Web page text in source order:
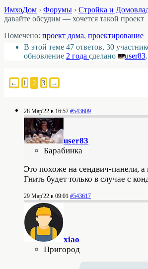
ИмхоДом › Форумы › Стройка и
давайте обсудим — хочется такой проект
Помечено: проект дома, проектирование
В этой теме 47 ответов, 30
обновление 2 года сделано user83.
← 1 2 3 →
28 Мар'22 в 16:57 #543609
user83
Барабинка
Это похоже на сендвич-панели, а
Гнить будет только в случае с
29 Мар'22 в 09:01 #543617
xiao
Пригород